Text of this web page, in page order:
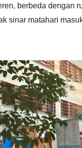
berbeda dengan
sinar matahari